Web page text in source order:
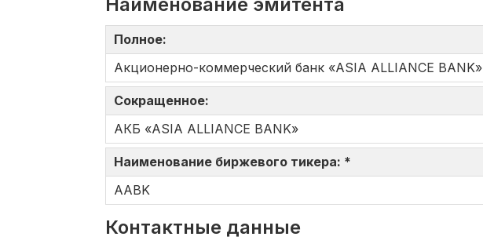
Полное:
Акционерно-коммерческий банк «ASIA ALLIANCE BANK»
Сокращенное:
АКБ «ASIA ALLIANCE BANK»
Наименование биржевого тикера: *
AABK
Контактные данные